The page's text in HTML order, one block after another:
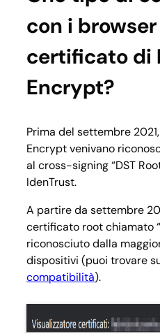
con i
certificato di
Encrypt?
Prima del settembre
Encrypt venivano
al cross-signing “DST
IdenTrust.
A partire da settembre
certificato root chiamato “
riconosciuto dalla
dispositivi (puoi trovare
compatibilità).